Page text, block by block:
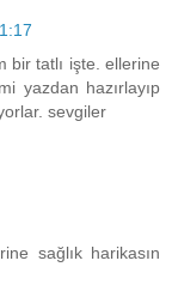
bir tatlı işte. ellerine
yazdan hazırlayıp
sevgiler
sağlık harikasın